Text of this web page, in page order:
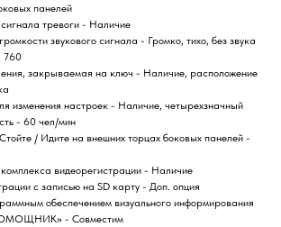
Favorites
панелей
тревоги - Наличие
звукового сигнала - Громко, тихо, без звука
760
закрываемая на ключ - Наличие, расположение
изменения настроек - Наличие, четырехзначный
- 60 чел/мин
/ Идите на внешних торцах боковых панелей -
видеорегистрации - Наличие
с записью на SD карту - Доп. опция
обеспечением визуального информирования
- Совместим